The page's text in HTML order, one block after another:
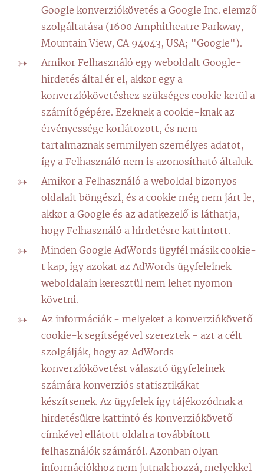
Google konverziókövetés a Google Inc. elemző
szolgáltatása (1600 Amphitheatre Parkway,
Mountain View, CA 94043, USA; "Google").
Amikor Felhasználó egy weboldalt Google-
hirdetés által ér el, akkor egy a
konverziókövetéshez szükséges cookie kerül a
számítógépére. Ezeknek a cookie-knak az
érvényessége korlátozott, és nem
tartalmaznak semmilyen személyes adatot,
így a Felhasználó nem is azonosítható általuk.
Amikor a Felhasználó a weboldal bizonyos
oldalait böngészi, és a cookie még nem járt le,
akkor a Google és az adatkezelő is láthatja,
hogy Felhasználó a hirdetésre kattintott.
Minden Google AdWords ügyfél másik cookie-
t kap, így azokat az AdWords ügyfeleinek
weboldalain keresztül nem lehet nyomon
követni.
Az információk - melyeket a konverziókövető
cookie-k segítségével szereztek - azt a célt
szolgálják, hogy az AdWords
konverziókövetést választó ügyfeleinek
számára konverziós statisztikákat
készítsenek. Az ügyfelek így tájékozódnak a
hirdetésükre kattintó és konverziókövető
címkével ellátott oldalra továbbított
felhasználók számáról. Azonban olyan
információkhoz nem jutnak hozzá, melyekkel